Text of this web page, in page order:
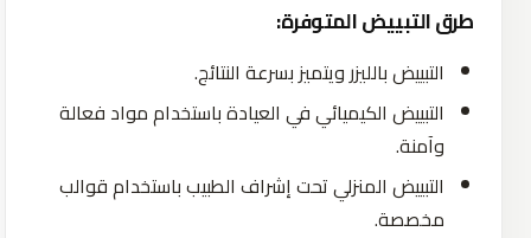
طرق التبييض المتوفرة:
التبييض بالليزر ويتميز بسرعة النتائج.
التبييض الكيميائي في العيادة باستخدام مواد فعالة
وآمنة.
التبييض المنزلي تحت إشراف الطبيب باستخدام قوالب
مخصصة.